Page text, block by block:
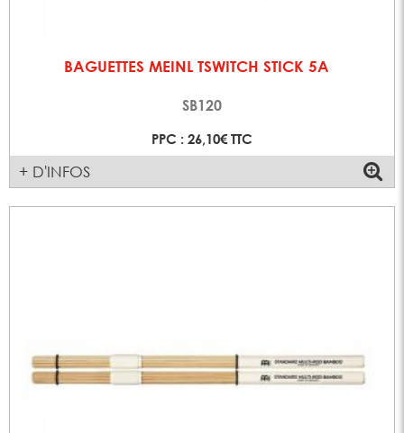
BAGUETTES MEINL TSWITCH STICK 5A
SB120
PPC : 26,10€ TTC
+ D'INFOS